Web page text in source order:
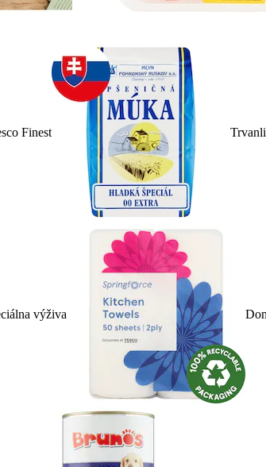
Finest
výživa